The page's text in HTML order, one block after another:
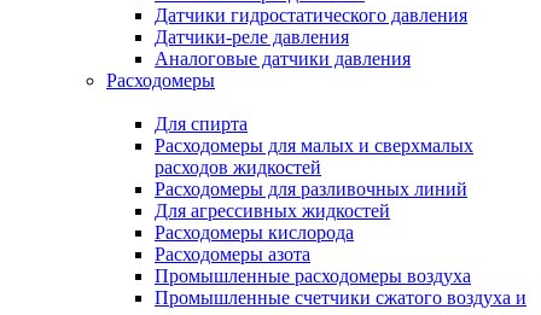
Датчики гидростатического давления
Датчики-реле давления
Аналоговые датчики давления
Расходомеры
Для спирта
Расходомеры для малых и сверхмалых
расходов жидкостей
Расходомеры для разливочных линий
Для агрессивных жидкостей
Расходомеры кислорода
Расходомеры азота
Промышленные расходомеры воздуха
Промышленные счетчики сжатого воздуха и